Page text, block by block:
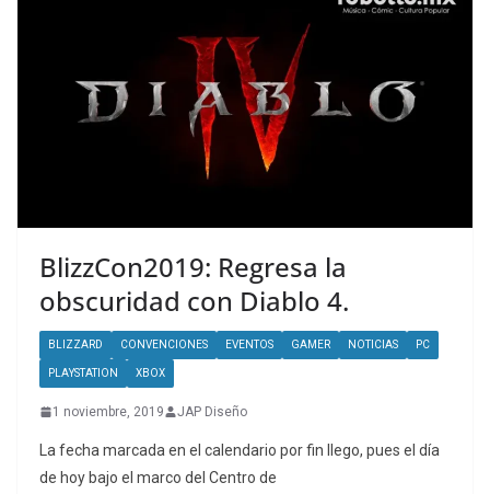
BlizzCon2019: Regresa la
obscuridad con Diablo 4.
BLIZZARD CONVENCIONES EVENTOS GAMER NOTICIAS PC
PLAYSTATION XBOX
1 noviembre, 2019 JAP Diseño
La fecha marcada en el calendario por fin llego, pues el día
de hoy bajo el marco del Centro de